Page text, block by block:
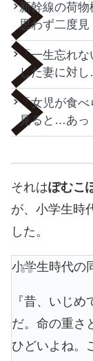
新幹線の荷
思わず二度見
「一生忘れ
した妻に対
「女児が食
見ると…あっ
それはぽむこ
が、小学生時
した。
小学生時代の
『昔、いじ
だ。命の重さ
ひどいよね。